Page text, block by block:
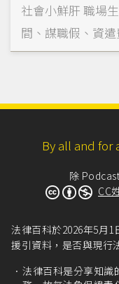
社會小鮮肝 職場
間、謀職假、資
By all and for
除
CC
法律百科於2026年5月
援引資料，是否與現行
法律百科是分享知識